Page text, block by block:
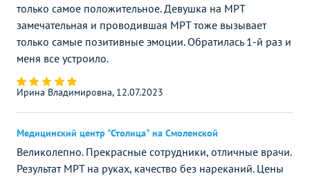
только самое положительное. Девушка на МРТ
замечательная и проводившая МРТ тоже вызывает
только самые позитивные эмоции. Обратилась 1-й раз и
меня все устроило.
Ирина Владимировна, 12.07.2023
Медицинский центр "Столица" на Смоленской
Великолепно. Прекрасные сотрудники, отличные врачи.
Результат МРТ на руках, качество без нареканий. Цены